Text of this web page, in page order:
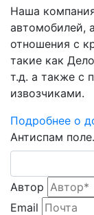
Наша
автомобилей,
отношения с
такие как
т.д. а также с
извозчиками.
Подробнее о
Антиспам
Автор
Email